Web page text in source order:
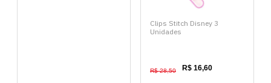
Clips Stitch Disney 3
Unidades
R$ 28,50 R$ 16,60